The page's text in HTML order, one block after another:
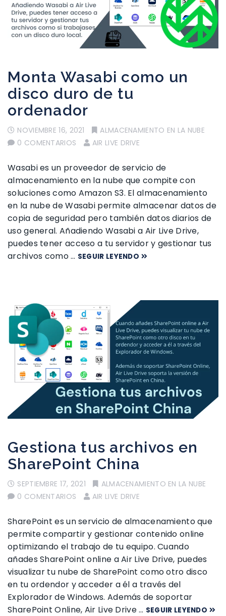
Monta Wasabi como un
disco duro de tu
ordenador
NOVIEMBRE 16, 2021
ALMACENAMIENTO EN LA NUBE
0 COMENTARIOS
AIR LIVE DRIVE
Wasabi es un proveedor de servicio de
almacenamiento en la nube que compite con
soluciones como Amazon S3. El almacenamiento
en la nube de Wasabi permite almacenar datos de
copia de seguridad pero también datos diarios de
uso general. Añadiendo Wasabi a Air Live Drive,
puedes tener acceso a tu servidor y gestionar tus
archivos como … SEGUIR LEYENDO
Gestiona tus archivos en
SharePoint China
SEPTIEMBRE 17, 2021
ALMACENAMIENTO EN LA NUBE
0 COMENTARIOS
AIR LIVE DRIVE
SharePoint es un servicio de almacenamiento que
permite compartir y gestionar contenido online
optimizando el trabajo de tu equipo. Cuando
añades SharePoint online a Air Live Drive, puedes
visualizar tu nube de SharePoint como otro disco
en tu ordendor y acceder a él a través del
Explorador de Windows. Además de soportar
SharePoint Online, Air Live Drive … SEGUIR LEYENDO